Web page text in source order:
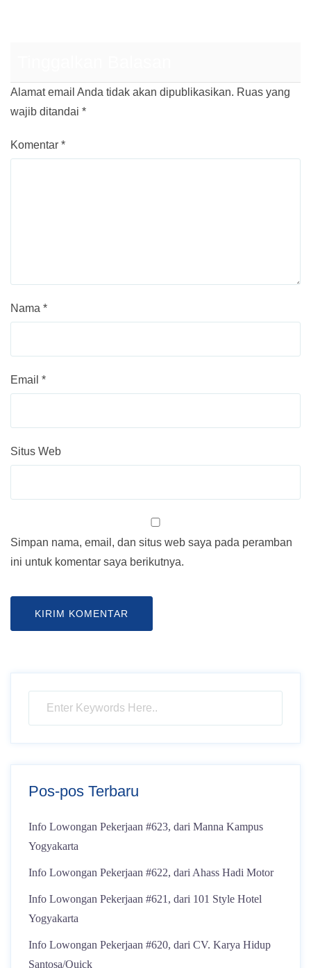
Alamat email Anda tidak akan dipublikasikan. Ruas yang
wajib ditandai *
Komentar *
Nama *
Email *
Situs Web
Simpan nama, email, dan situs web saya pada peramban
ini untuk komentar saya berikutnya.
Pos-pos Terbaru
Info Lowongan Pekerjaan #623, dari Manna Kampus
Yogyakarta
Info Lowongan Pekerjaan #622, dari Ahass Hadi Motor
Info Lowongan Pekerjaan #621, dari 101 Style Hotel
Yogyakarta
Info Lowongan Pekerjaan #620, dari CV. Karya Hidup
Santosa/Quick